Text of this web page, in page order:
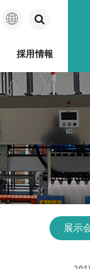
質測定 ソフトウ
卵が届くまで
採用情報
採用に関するお問い
語
展示